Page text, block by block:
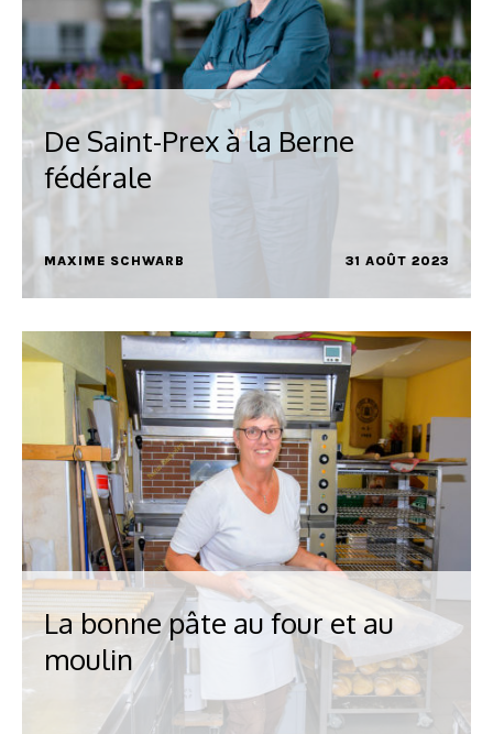
De Saint-Prex à la Berne
fédérale
MAXIME SCHWARB 31 AOÛT 2023
La bonne pâte au four et au
moulin